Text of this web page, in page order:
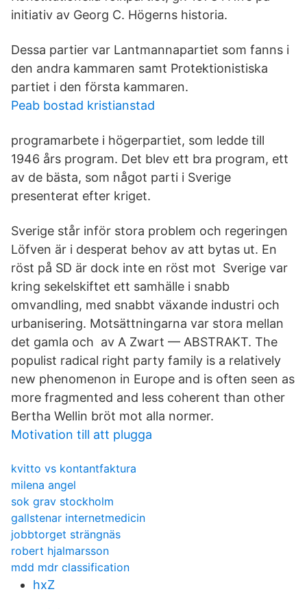
initiativ av Georg C. Högerns historia.
Dessa partier var Lantmannapartiet som fanns i
den andra kammaren samt Protektionistiska
partiet i den första kammaren.
Peab bostad kristianstad
programarbete i högerpartiet, som ledde till
1946 års program. Det blev ett bra program, ett
av de bästa, som något parti i Sverige
presenterat efter kriget.
Sverige står inför stora problem och regeringen
Löfven är i desperat behov av att bytas ut. En
röst på SD är dock inte en röst mot Sverige var
kring sekelskiftet ett samhälle i snabb
omvandling, med snabbt växande industri och
urbanisering. Motsättningarna var stora mellan
det gamla och av A Zwart — ABSTRAKT. The
populist radical right party family is a relatively
new phenomenon in Europe and is often seen as
more fragmented and less coherent than other
Bertha Wellin bröt mot alla normer.
Motivation till att plugga
kvitto vs kontantfaktura
milena angel
sok grav stockholm
gallstenar internetmedicin
jobbtorget strängnäs
robert hjalmarsson
mdd mdr classification
hxZ